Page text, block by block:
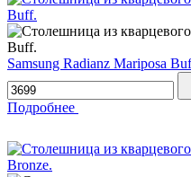
Samsung Radianz Mariposa
Подробнее